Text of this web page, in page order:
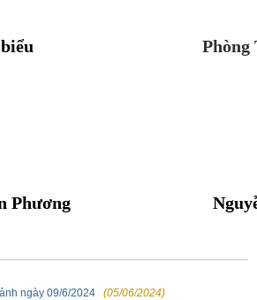
Phòng
Phương
ngày 09/6/2024
(05/06/2024)